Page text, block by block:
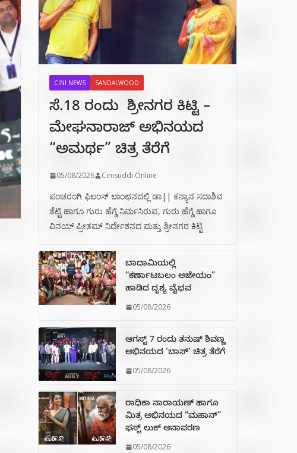
CINI NEWS SANDALWOOD
ಸೆ.18 ರಂದು ಶ್ರೀನಗರ ಕಿಟ್ಟಿ –
ಮೇಘನಾರಾಜ್ ಅಭಿನಯದ
“ಅಮರ್ಥ” ಚಿತ್ರ ತೆರೆಗೆ
05/08/2026 Cinisuddi Online
ಪಂಚರಂಗಿ ಫಿಲಂಸ್ ಲಾಂಛನದಲ್ಲಿ ಡಾ|| ಕನ್ಯಾನ ಸದಾಶಿವ
ಶೆಟ್ಟಿ ಹಾಗೂ ಗುರು ಹೆಗ್ಡೆ ನಿರ್ಮಸಿರುವ, ಗುರು ಹೆಗ್ಡೆ ಹಾಗೂ
ವಿನಯ್ ಪ್ರೀತಮ್ ನಿರ್ದೇಶನದ ಮತ್ತು ಶ್ರೀನಗರ ಕಿಟ್ಟಿ
ಬಾದಾಮಿಯಲ್ಲಿ
“ಕರ್ಣಾಟಬಲಂ ಅಜೇಯಂ”
ಹಾಡಿದ ದೃಶ್ಯ ವೈಭವ
05/08/2026
ಆಗಸ್ಟ್ 7 ರಂದು ತನುಷ್ ಶಿವಣ್ಣ
ಅಭಿನಯದ ‘ಬಾಸ್’ ಚಿತ್ರ ತೆರೆಗೆ
05/08/2026
ರಾಧಿಕಾ ನಾರಾಯಣ್ ಹಾಗೂ
ಮಿತ್ರ ಅಭಿನಯದ “ಮಹಾನ್”
ಫಸ್ಟ್ ಲುಕ್ ಅನಾವರಣ
05/08/2026